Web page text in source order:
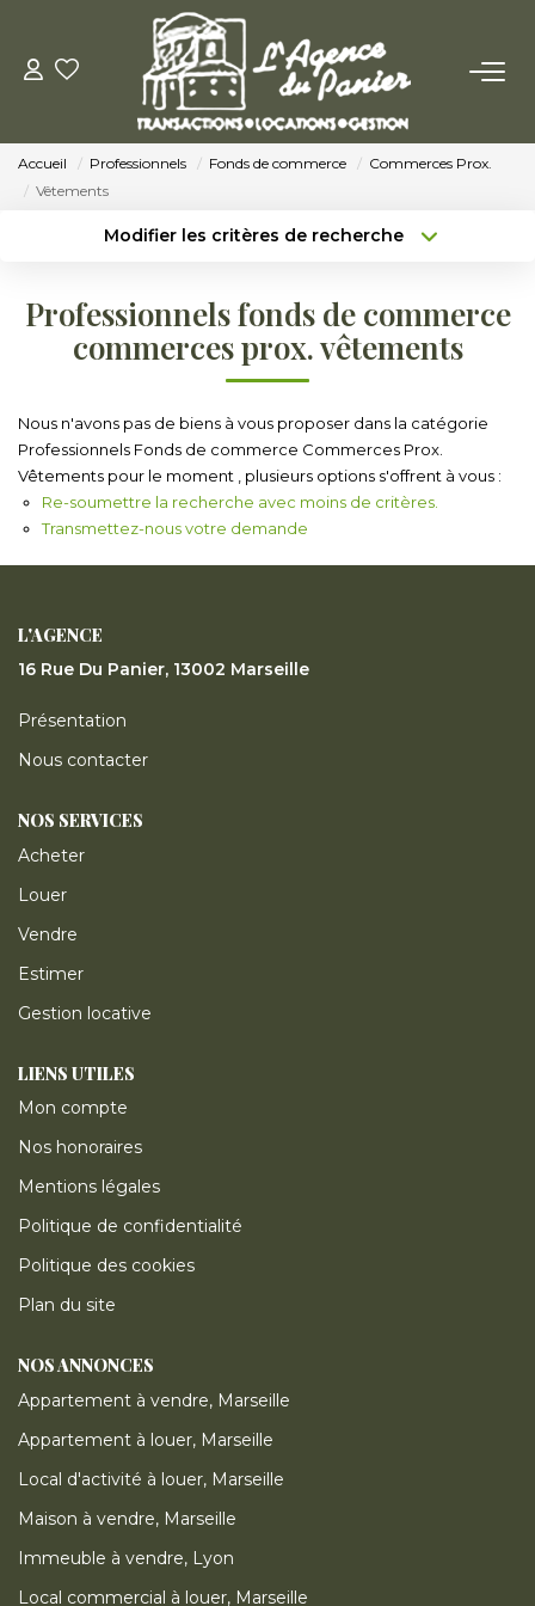
ACHETER
LOUER
Louer
VENDRE
Accueil Professionnels Fonds de commerce
Commerces Prox.
Vêtements
Modifier les critères de recherche
Sélectionnez...
Type de bien
Surface min
Créer une alerte
Professionnels fonds de commerce
commerces prox. vêtements
Nous n'avons pas de biens à vous proposer dans la catégorie
Professionnels Fonds de commerce Commerces Prox.
Vêtements pour le moment , plusieurs options s'offrent à vous :
Re-soumettre la recherche avec moins de critères.
Transmettez-nous votre demande
L'AGENCE
16 Rue Du Panier, 13002 Marseille
Présentation
Nous contacter
NOS SERVICES
Acheter
Louer
Vendre
Estimer
Gestion locative
LIENS UTILES
Mon compte
Nos honoraires
Mentions légales
Politique de confidentialité
Politique des cookies
Plan du site
NOS ANNONCES
Appartement à vendre, Marseille
Appartement à louer, Marseille
Local d'activité à louer, Marseille
Maison à vendre, Marseille
Immeuble à vendre, Lyon
Local commercial à louer, Marseille